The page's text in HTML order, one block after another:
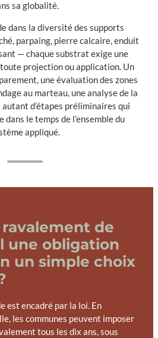
sa globalité.
dans la diversité des supports
parpaing, pierre calcaire, enduit
— chaque substrat exige une
projection ou application. Un
une évaluation des zones
au marteau, une analyse de la
d’étapes préliminaires qui
le temps de l’ensemble du
appliqué.
de
une obligation
un simple choix
est encadré par la loi. En
les communes peuvent imposer
tous les dix ans, sous